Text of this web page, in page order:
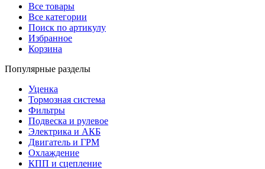
Все товары
Все категории
Поиск по артикулу
Избранное
Корзина
Популярные разделы
Уценка
Тормозная система
Фильтры
Подвеска и рулевое
Электрика и АКБ
Двигатель и ГРМ
Охлаждение
КПП и сцепление